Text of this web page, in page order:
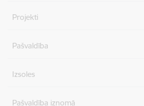
Projekti
Pašvaldība
Izsoles
Pašvaldība iznomā